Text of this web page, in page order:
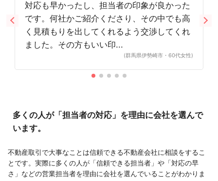
対応も早かったし、担当者の印象が良かった
です。何社かご紹介くださり、その中でも高
く見積もりを出してくれるよう交渉してくれ
ました。その方もいい印...
(群馬県伊勢崎市・60代女性)
多くの人が「担当者の対応」を理由に会社を選んで
います。
不動産取引で大事なことは信頼できる不動産会社に相談をするこ
とです。実際に多くの人が「信頼できる担当者」や「対応の早
さ」などの営業担当者を理由に会社を選んでいることがわかりま